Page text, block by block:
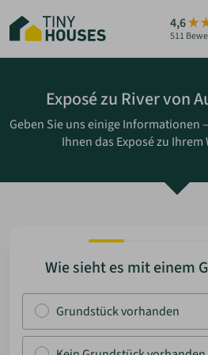
Hauptinhalt
springen
4,6
511
HÄUSER
BERATUNG
ZUM HAUS-
Exposé zu River von
Geben Sie uns einige Informationen
Ihnen das Exposé zu
Wie sieht es mit einem
Grundstück vorhanden